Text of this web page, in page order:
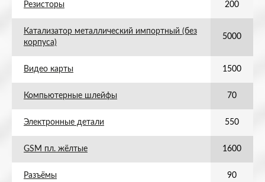
Резисторы 200
Катализатор металлический импортный (без
корпуса)
5000
Видео карты 1500
Компьютерные шлейфы 70
Электронные детали 550
GSM пл. жёлтые 1600
Разъёмы 90